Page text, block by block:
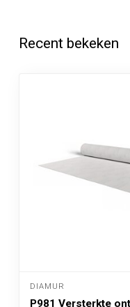
Recent bekeken
DIAMUR
P981 Versterkte